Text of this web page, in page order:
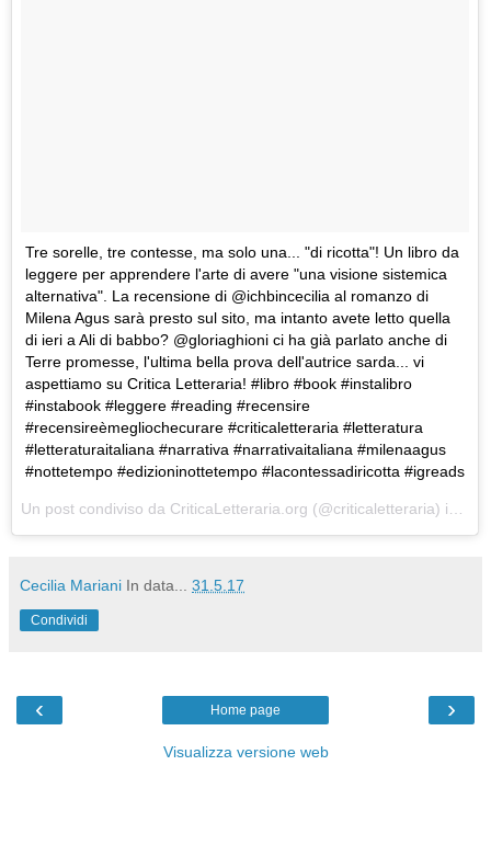
Tre sorelle, tre contesse, ma solo una... "di ricotta"! Un libro da
leggere per apprendere l'arte di avere "una visione sistemica
alternativa". La recensione di @ichbincecilia al romanzo di
Milena Agus sarà presto sul sito, ma intanto avete letto quella
di ieri a Ali di babbo? @gloriaghioni ci ha già parlato anche di
Terre promesse, l'ultima bella prova dell'autrice sarda... vi
aspettiamo su Critica Letteraria! #libro #book #instalibro
#instabook #leggere #reading #recensire
#recensireèmegliochecurare #criticaletteraria #letteratura
#letteraturaitaliana #narrativa #narrativaitaliana #milenaagus
#nottetempo #edizioninottetempo #lacontessadiricotta #igreads
Cecilia Mariani In data... 31.5.17
Condividi
‹ ›
Home page
Visualizza versione web